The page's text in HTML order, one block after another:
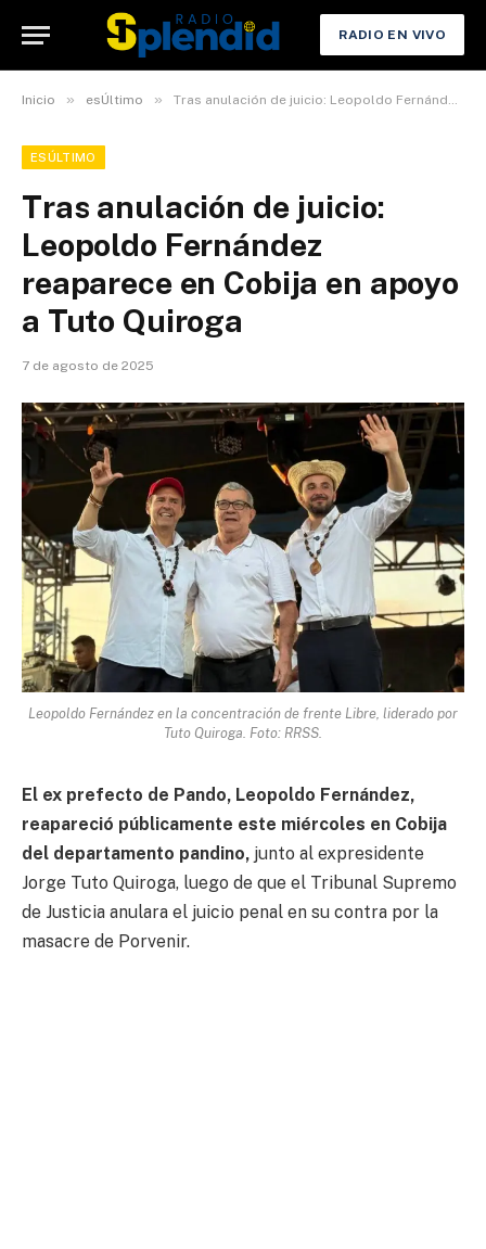
RADIO EN VIVO
Inicio » esÚltimo » Tras anulación de juicio: Leopoldo Fernández reaparece en Cobija en apoyo a Tuto Quiroga
ESÚLTIMO
Tras anulación de juicio:
Leopoldo Fernández
reaparece en Cobija en apoyo
a Tuto Quiroga
7 de agosto de 2025
Leopoldo Fernández en la concentración de frente Libre, liderado por
Tuto Quiroga. Foto: RRSS.
El ex prefecto de Pando, Leopoldo Fernández,
reapareció públicamente este miércoles en Cobija
del departamento pandino, junto al expresidente
Jorge Tuto Quiroga, luego de que el Tribunal Supremo
de Justicia anulara el juicio penal en su contra por la
masacre de Porvenir.